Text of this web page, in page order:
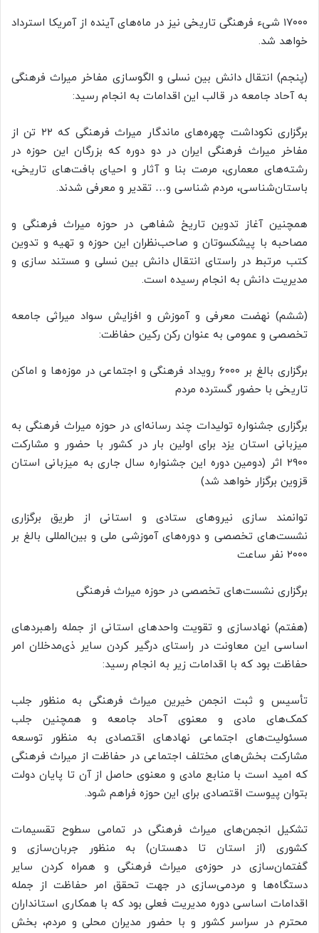
۱۷۰۰۰ شیء فرهنگی تاریخی نیز در ماه‌های آینده از آمریکا استرداد
خواهد شد.
(پنجم) انتقال دانش بین نسلی و الگوسازی مفاخر میراث فرهنگی
به آحاد جامعه در قالب این اقدامات به انجام رسید:
برگزاری نکوداشت چهره‌های ماندگار میراث فرهنگی که ۲۲ تن از
مفاخر میراث فرهنگی ایران در دو دوره که بزرگان این حوزه در
رشته‌های معماری، مرمت بنا و آثار و احیای بافت‌های تاریخی،
باستان‌شناسی، مردم شناسی و… تقدیر و معرفی شدند.
همچنین آغاز تدوین تاریخ شفاهی در حوزه میراث فرهنگی و
مصاحبه با پیشکسوتان و صاحب‌نظران این حوزه و تهیه و تدوین
کتب مرتبط در راستای انتقال دانش بین نسلی و مستند سازی و
مدیریت دانش به انجام رسیده است.
(ششم) نهضت معرفی و آموزش و افزایش سواد میراثی جامعه
تخصصی و عمومی به عنوان رکن رکین حفاظت:
برگزاری بالغ بر ۶۰۰۰ رویداد فرهنگی و اجتماعی در موزه‌ها و اماکن
تاریخی با حضور گسترده مردم
برگزاری جشنواره تولیدات چند رسانه‌ای در حوزه میراث فرهنگی به
میزبانی استان یزد برای اولین بار در کشور با حضور و مشارکت
۲۹۰۰ اثر (دومین دوره این جشنواره سال جاری به میزبانی استان
قزوین برگزار خواهد شد)
توانمند سازی نیروهای ستادی و استانی از طریق برگزاری
نشست‌های تخصصی و دوره‌های آموزشی ملی و بین‌المللی بالغ بر
۲۰۰۰ نفر ساعت
برگزاری نشست‌های تخصصی در حوزه میراث فرهنگی
(هفتم) نهادسازی و تقویت واحدهای استانی از جمله راهبردهای
اساسی این معاونت در راستای درگیر کردن سایر ذی‌مدخلانامر
حفاظت بود که با اقدامات زیر به انجام رسید:
تأسیس و ثبت انجمن خیرین میراث فرهنگی به منظور جلب
کمک‌های مادی و معنوی آحاد جامعه و همچنین جلب
مسئولیت‌های اجتماعی نهادهای اقتصادی به منظور توسعه
مشارکت بخش‌های مختلف اجتماعی در حفاظت از میراث فرهنگی
که امید است با منابع مادی و معنوی حاصل از آن تا پایان دولت
بتوان پیوست اقتصادی برای این حوزه فراهم شود.
تشکیل انجمن‌های میراث فرهنگی در تمامی سطوح تقسیمات
کشوری (از استان تا دهستان) به منظور جربان‌سازی و
گفتمان‌سازی در حوزه‌ی میراث فرهنگی و همراه کردن سایر
دستگاه‌ها و مردمی‌سازی در جهت تحقق امر حفاظت از جمله
اقدامات اساسی دوره مدیریت فعلی بود که با همکاری استانداران
محترم در سراسر کشور و با حضور مدیران محلی و مردم، بخش